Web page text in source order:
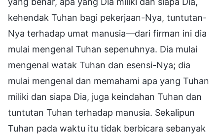
kehendak Tuhan bagi pekerjaan-Nya, tuntutan-
Nya terhadap umat manusia—dari firman ini dia
mulai mengenal Tuhan sepenuhnya. Dia mulai
mengenal watak Tuhan dan esensi-Nya; dia
mulai mengenal dan memahami apa yang Tuhan
miliki dan siapa Dia, juga keindahan Tuhan dan
tuntutan Tuhan terhadap manusia. Sekalipun
Tuhan pada waktu itu tidak berbicara sebanyak